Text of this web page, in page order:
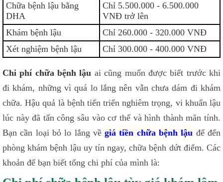
Chữa bệnh lậu bằng
DHA
Chỉ 5.500.000 - 6.500.000
VNĐ trở lên
Khám bệnh lậu
Chỉ 260.000 - 320.000 VNĐ
Xét nghiệm bệnh lậu
Chỉ 300.000 - 400.000 VNĐ
Chi phí chữa bệnh lậu ai cũng muốn được biết trước khi
đi khám, những vì quá lo lắng nên vẫn chưa dám đi khám
chữa. Hậu quả là bệnh tiến triển nghiêm trọng, vi khuẩn lậu
lúc này đã tấn công sâu vào cơ thể và hình thành mãn tính.
Bạn cần loại bỏ lo lắng vềgiá tiền chữa bệnh lậu để đến
phòng khám bệnh lậu uy tín ngay, chữa bệnh dứt điểm. Các
khoản để bạn biết tổng chi phí của mình là: